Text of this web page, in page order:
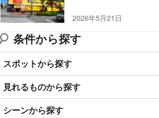
2026年5月21日
条件から探す
スポットから探す
見れるものから探す
シーンから探す